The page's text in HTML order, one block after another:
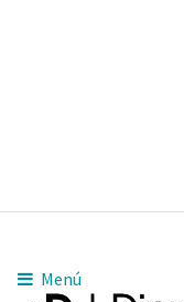
Menú